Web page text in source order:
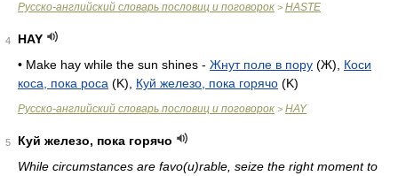
Русско-английский словарь пословиц и поговорок > HASTE
4
HAY
• Make hay while the sun shines - Жнут поле в пору (Ж), Коси
коса, пока роса (K), Куй железо, пока горячо (K)
Русско-английский словарь пословиц и поговорок > HAY
5
Куй железо, пока горячо
While circumstances are favo(u)rable, seize the right moment to